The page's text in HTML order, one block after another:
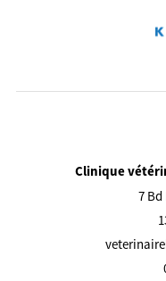
Clinique
7